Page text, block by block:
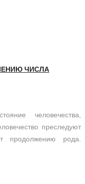
ЧИСЛА
человечества,
преследуют
продолжению рода.